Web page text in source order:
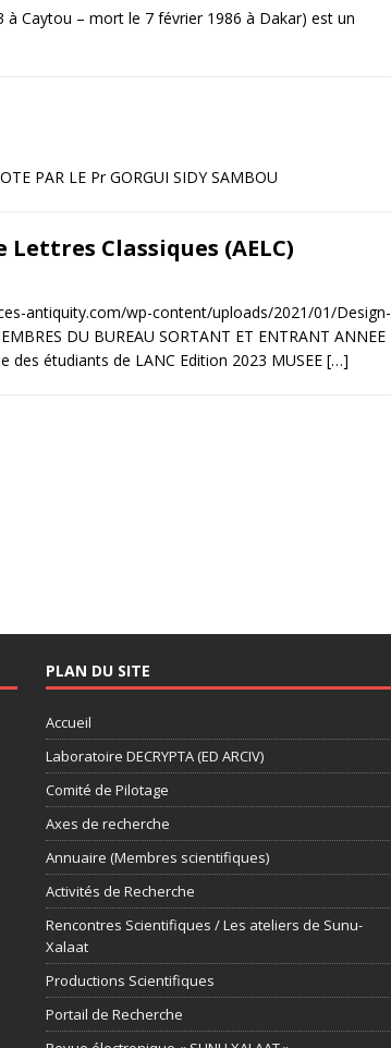
à Caytou – mort le 7 février 1986 à Dakar) est un
PAR LE Pr GORGUI SIDY SAMBOU
Classiques (AELC)
antiquity.com/wp-content/uploads/2021/01/Design-
DU BUREAU SORTANT ET ENTRANT ANNEE
étudiants de LANC Edition 2023 MUSEE […]
PLAN DU SITE
Accueil
Laboratoire DECRYPTA (ED ARCIV)
Comité de Pilotage
Axes de recherche
Annuaire (Membres scientifiques)
Activités de Recherche
Rencontres Scientifiques / Les ateliers de Sunu-
Xalaat
Productions Scientifiques
Portail de Recherche